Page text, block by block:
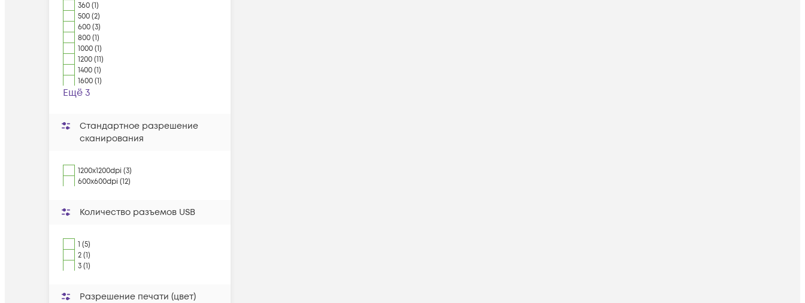
360 (1)
500 (2)
600 (3)
800 (1)
1000 (1)
1200 (11)
1400 (1)
1600 (1)
Ещё 3
Стандартное разрешение
сканирования
1200x1200dpi (3)
600x600dpi (12)
Количество разъемов USB
1 (5)
2 (1)
3 (1)
Разрешение печати (цвет)